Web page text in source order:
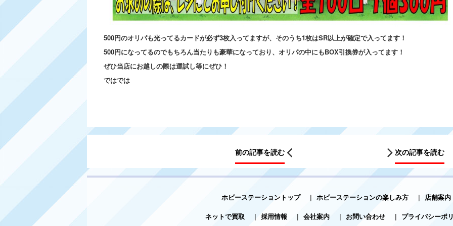
500円のオリパも光ってるカードが必ず3枚入ってますが、そのうち1枚はSR以上が確定で入ってます！
500円になってるのでもちろん当たりも豪華になっており、オリパの中にもBOX引換券が入ってます！
ぜひ当店にお越しの際は運試し等にぜひ！
ではでは
前の記事を読む 次の記事を読む
ホビーステーショントップ | ホビーステーションの楽しみ方 | 店舗案内
ネットで買取
| 採用情報 | 会社案内 | お問い合わせ | プライバシーポ